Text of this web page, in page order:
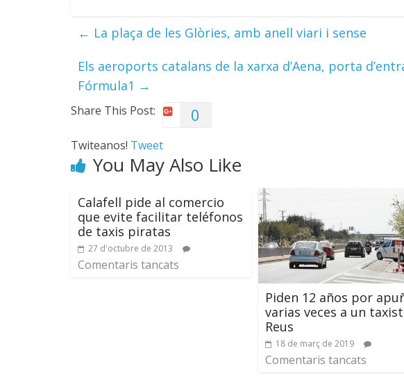
← La plaça de les Glòries, amb anell viari i sense
Els aeroports catalans de la xarxa d’Aena, porta
Fórmula1 →
Share This Post: 0
Twiteanos! Tweet
You May Also Like
Calafell pide al comercio
que evite facilitar teléfonos
de taxis piratas
27 d'octubre de 2013
Comentaris tancats
Piden 12 años por
varias veces a un
Reus
18 de març de 2019
Comentaris tancats